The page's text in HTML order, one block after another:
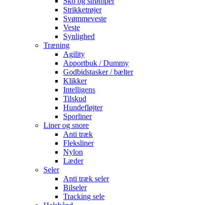
Strikketrøjer
Svømmeveste
Veste
Synlighed
Træning
Agility
Apportbuk / Dummy
Godbidstasker / bælter
Klikker
Intelligens
Tilskud
Hundefløjter
Sporliner
Liner og snore
Anti træk
Fleksliner
Nylon
Læder
Seler
Anti træk seler
Bilseler
Tracking sele